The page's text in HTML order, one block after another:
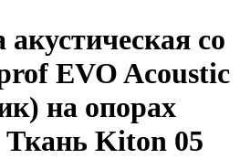
со
EVO Acoustic
на опорах
Ткань Kiton 05